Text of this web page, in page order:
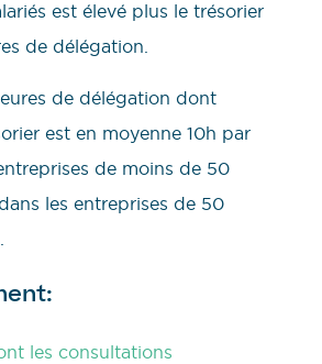
est élevé plus le trésorier
de délégation.
de délégation dont
est en moyenne 10h par
de moins de 50
les entreprises de 50
les consultations